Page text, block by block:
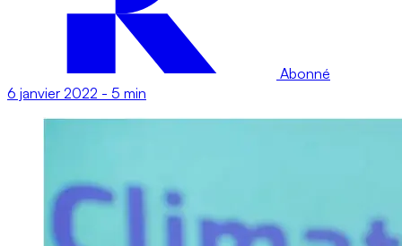
Abonné
6 janvier 2022 - 5 min